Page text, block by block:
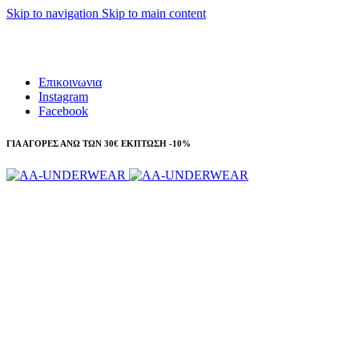
Skip to navigation Skip to main content
Επικοινωνια
Instagram
Facebook
ΓΙΑ ΑΓΟΡΕΣ ΑΝΩ ΤΩΝ 30€ ΕΚΠΤΩΣΗ -10%